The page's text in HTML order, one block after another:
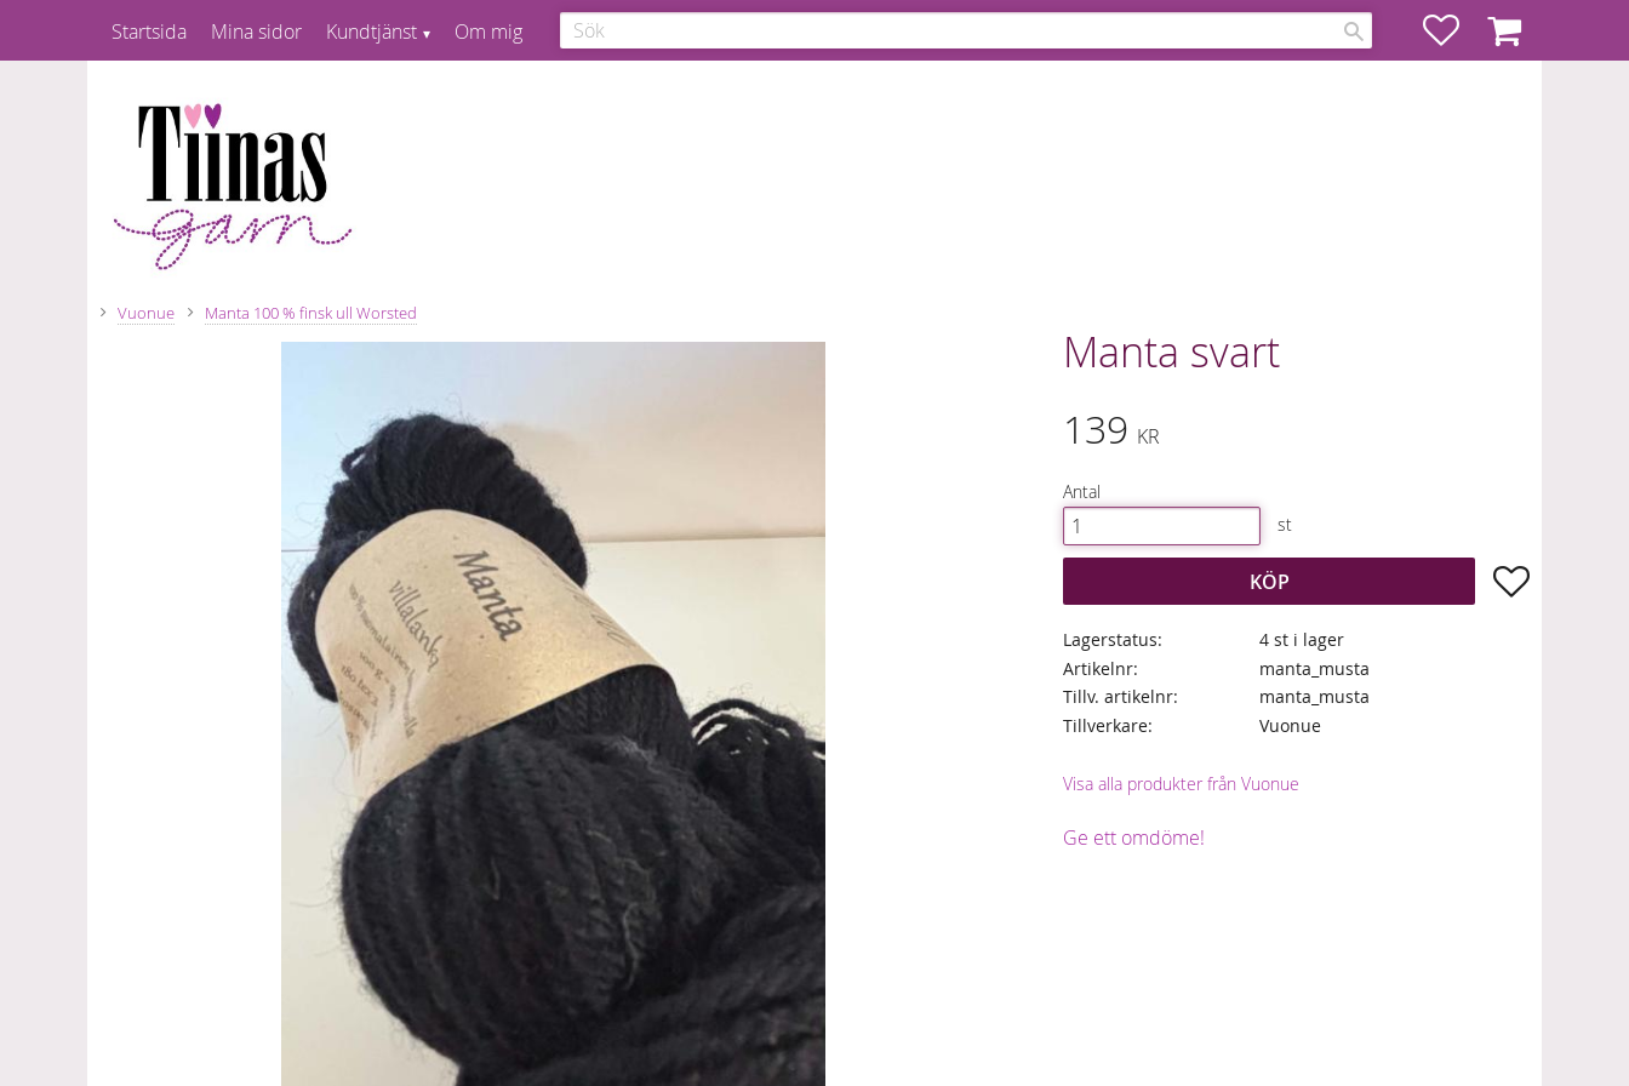
FavoriterKundvagn
Startsida Mina sidor Kundtjänst Om mig
Vuonue Manta 100 % finsk ull Worsted
Manta svart
139 KR
Antal
st
KÖP Lägg till i
Lagerstatus
4 st i lager
Artikelnr
manta_musta
Tillv. artikelnr
manta_musta
Tillverkare
Vuonue
Visa alla produkter från Vuonue
Ge ett omdöme!